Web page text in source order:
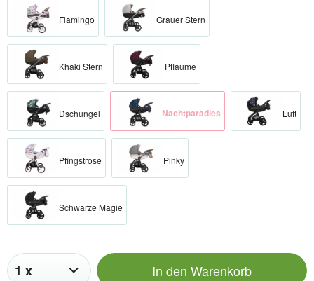
Flamingo Grauer Stern
Khaki Stern Pflaume
Dschungel Nachtparadies Luft
Pfingstrose Pinky
Schwarze Magie
In den Warenkorb